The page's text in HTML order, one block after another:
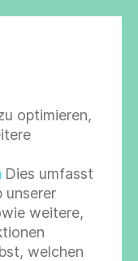
EINE
optimieren,
Dies umfasst
unserer
weitere,
welchen